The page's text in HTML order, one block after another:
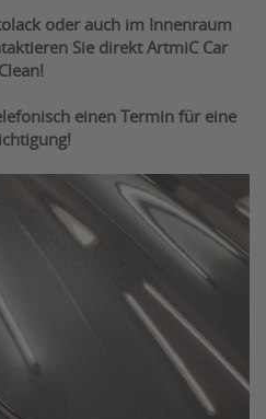
oder auch im Innenraum
Sie direkt ArtmiC Car
Clean!
einen Termin für eine